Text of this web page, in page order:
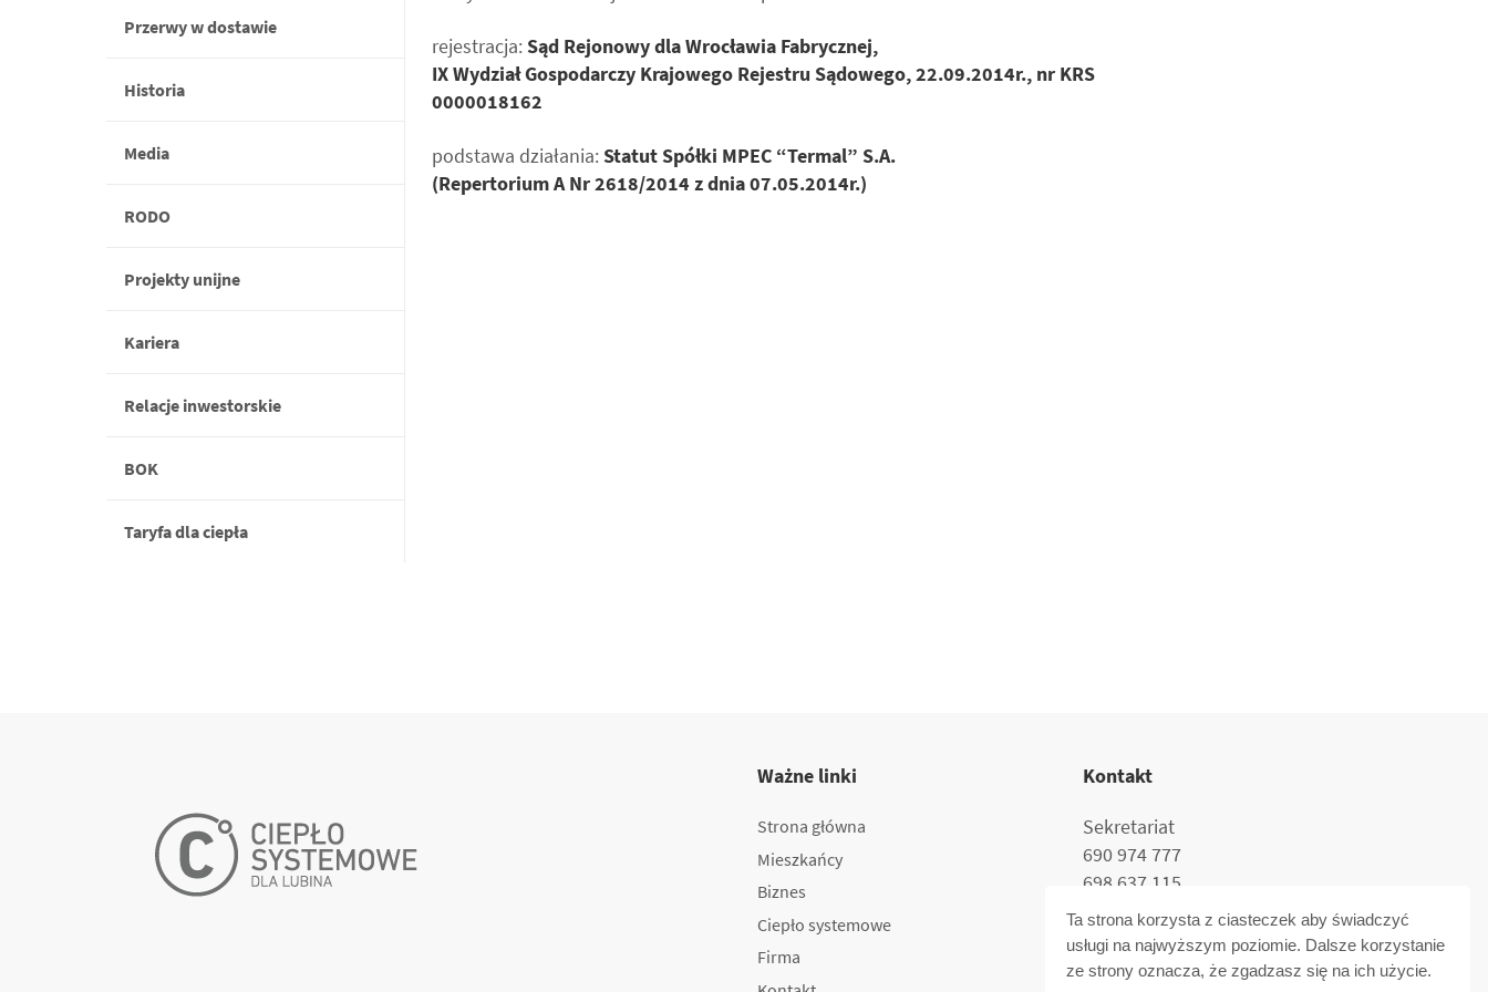
Ta strona korzysta z ciasteczek aby świadczyć
usługi na najwyższym poziomie. Dalsze korzystanie
ze strony oznacza, że zgadzasz się na ich użycie.
Przerwy w dostawie
Historia
Media
RODO
Projekty unijne
Kariera
Relacje inwestorskie
BOK
Taryfa dla ciepła
rejestracja:Sąd Rejonowy dla Wrocławia Fabrycznej,
IX Wydział Gospodarczy Krajowego Rejestru Sądowego, 22.09.2014r., nr KRS
0000018162
podstawa działania:Statut Spółki MPEC “Termal” S.A.
(Repertorium A Nr 2618/2014 z dnia 07.05.2014r.)
Ważne linki
Strona główna
Mieszkańcy
Biznes
Ciepło systemowe
Firma
Kontakt
Sekretariat
690 974 777
698 637 115
termal@termal.pl